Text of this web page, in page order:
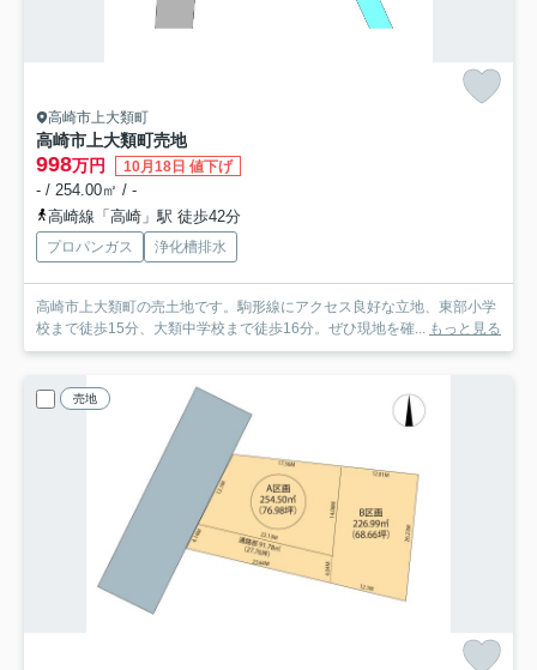
高崎市上大類町
高崎市上大類町売地
998万円 10月18日 値下げ
- / 254.00㎡ / -
高崎線「高崎」駅 徒歩42分
プロパンガス 浄化槽排水
高崎市上大類町の売土地です。駒形線にアクセス良好な立地、東部小学
校まで徒歩15分、大類中学校まで徒歩16分。ぜひ現地を確... もっと見る
売地